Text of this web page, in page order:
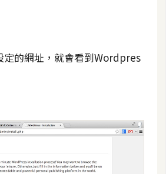
定的網址，就會看到Wordpres